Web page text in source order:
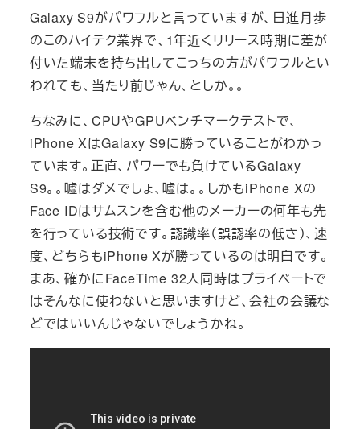
Galaxy S9がパワフルと言っていますが、日進月歩
のこのハイテク業界で、1年近くリリース時期に差が
付いた端末を持ち出してこっちの方がパワフルとい
われても、当たり前じゃん、としか。。
ちなみに、CPUやGPUベンチマークテストで、
iPhone XはGalaxy S9に勝っていることがわかっ
ています。正直、パワーでも負けているGalaxy
S9。。嘘はダメでしょ、嘘は。。しかもiPhone Xの
Face IDはサムスンを含む他のメーカーの何年も先
を行っている技術です。認識率（誤認率の低さ）、速
度、どちらもiPhone Xが勝っているのは明白です。
まあ、確かにFaceTime 32人同時はプライベートで
はそんなに使わないと思いますけど、会社の会議な
どではいいんじゃないでしょうかね。